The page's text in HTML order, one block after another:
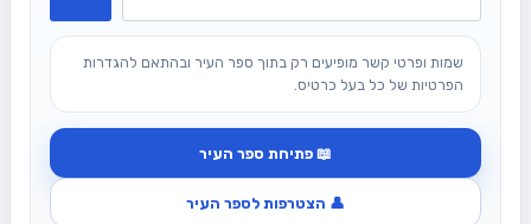
שמות ופרטי קשר מופיעים רק בתוך ספר העיר ובהתאם להגדרות
הפרטיות של כל בעל כרטיס.
📖 פתיחת ספר העיר
👤 הצטרפות לספר העיר